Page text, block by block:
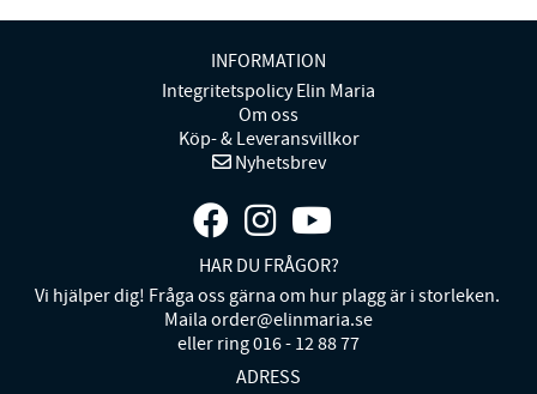
INFORMATION
Integritetspolicy Elin Maria
Om oss
Köp- & Leveransvillkor
Nyhetsbrev
HAR DU FRÅGOR?
Vi hjälper dig! Fråga oss gärna om hur plagg är i storleken.
Maila order@elinmaria.se
eller ring 016 - 12 88 77
ADRESS